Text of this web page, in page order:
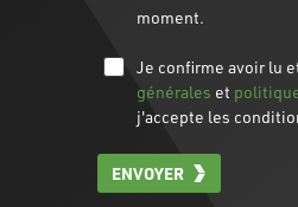
moment.
Je confirme avoir lu
générales et
j'accepte les
ENVOYER